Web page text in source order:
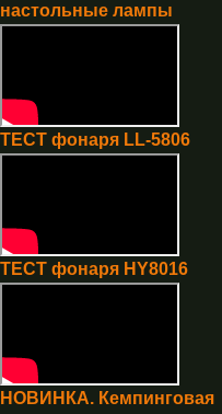
настольные лампы
ТЕСТ фонаря LL-5806
ТЕСТ фонаря HY8016
НОВИНКА. Кемпинговая